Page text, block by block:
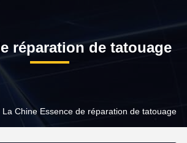
réparation de tatouage
La Chine Essence de réparation de tatouage